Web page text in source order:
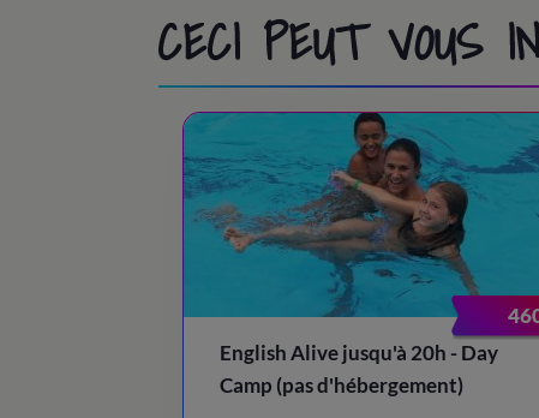
CECI PEUT VOUS
English Alive jusqu'à 20h - Day
Camp (pas d'hébergement)